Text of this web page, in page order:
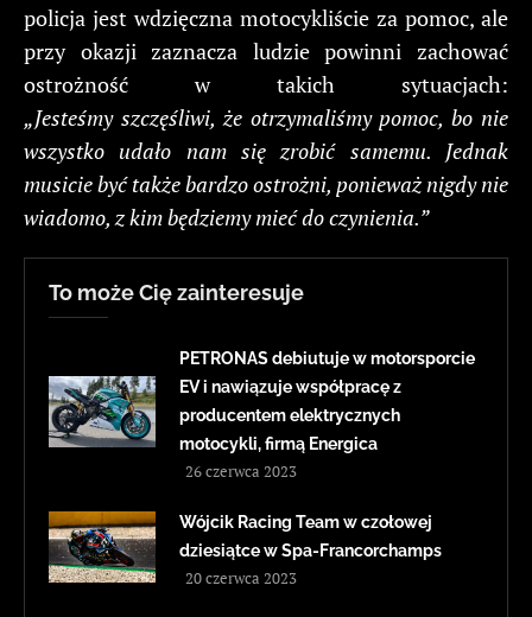
policja jest wdzięczna motocykliście za pomoc, ale
przy okazji zaznacza ludzie powinni zachować
ostrożność w takich sytuacjach:
„Jesteśmy szczęśliwi, że otrzymaliśmy pomoc, bo nie
wszystko udało nam się zrobić samemu. Jednak
musicie być także bardzo ostrożni, ponieważ nigdy nie
wiadomo, z kim będziemy mieć do czynienia.”
To może Cię zainteresuje
PETRONAS debiutuje w motorsporcie
EV i nawiązuje współpracę z
producentem elektrycznych
motocykli, firmą Energica
26 czerwca 2023
Wójcik Racing Team w czołowej
dziesiątce w Spa-Francorchamps
20 czerwca 2023